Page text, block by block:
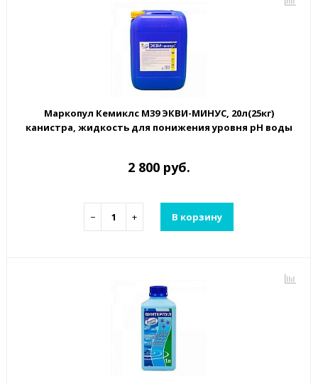
Маркопул Кемиклс М39 ЭКВИ-МИНУС, 20л(25кг)
канистра, жидкость для понижения уровня рН воды
2 800 руб.
− + В корзину